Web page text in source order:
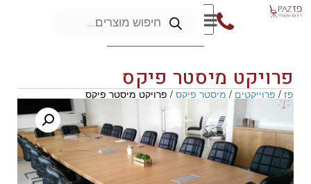
פרויקט מיסטר פיקס
פז/פרוייקטים/מיסטר פיקס/ פרויקט מיסטר פיקס